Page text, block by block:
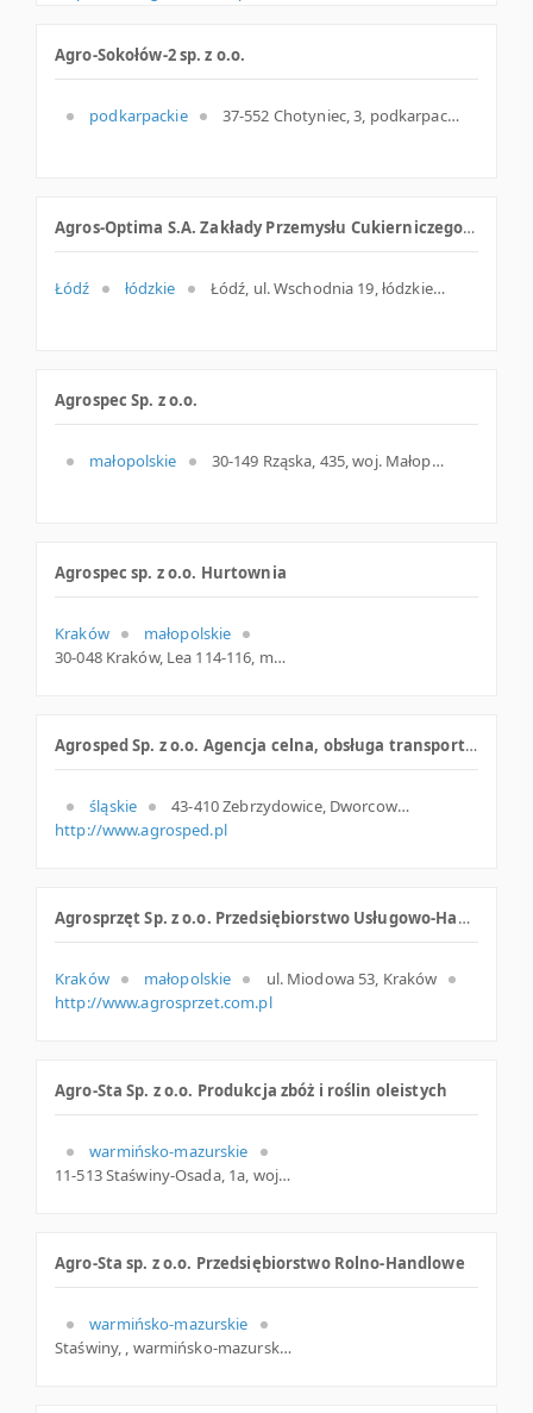
Agro-Sokołów-2 sp. z o.o.
podkarpackie 37-552 Chotyniec, 3, podkarpackie
Agros-Optima S.A. Zakłady Przemysłu Cukierniczego Sklep Firmowy
Łódź łódzkie Łódź, ul. Wschodnia 19, łódzkie
Agrospec Sp. z o.o.
małopolskie 30-149 Rząska, 435, woj. Małopolskie, pow. Krakowski, gm. Zabierzów
Agrospec sp. z o.o. Hurtownia
Kraków
małopolskie
30-048 Kraków, Lea 114-116, małopolskie
Agrosped Sp. z o.o. Agencja celna, obsługa transportu żywych zwierząt
śląskie
43-410 Zebrzydowice, Dworcowa 14, woj. Śląskie, pow. Cieszyński, gm. Zebrzydowice
http://www.agrosped.pl
Agrosprzęt Sp. z o.o. Przedsiębiorstwo Usługowo-Handlowe
Kraków małopolskie
ul. Miodowa 53, Kraków
http://www.agrosprzet.com.pl
Agro-Sta Sp. z o.o. Produkcja zbóż i roślin oleistych
warmińsko-mazurskie
11-513 Staświny-Osada, 1a, woj. Warmińsko-mazurskie, pow. Giżycki, gm. Miłki
Agro-Sta sp. z o.o. Przedsiębiorstwo Rolno-Handlowe
warmińsko-mazurskie
Staświny, , warmińsko-mazurskie